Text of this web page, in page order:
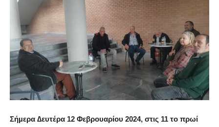
Σήµερα ∆ευτέρα 12 Φεβρουαρίου 2024, στις 11 το πρωί